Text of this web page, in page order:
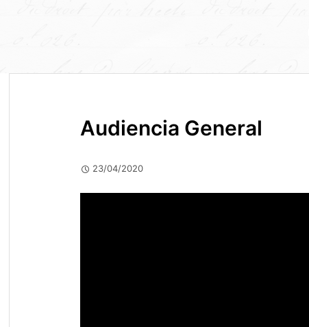
Audiencia General
23/04/2020